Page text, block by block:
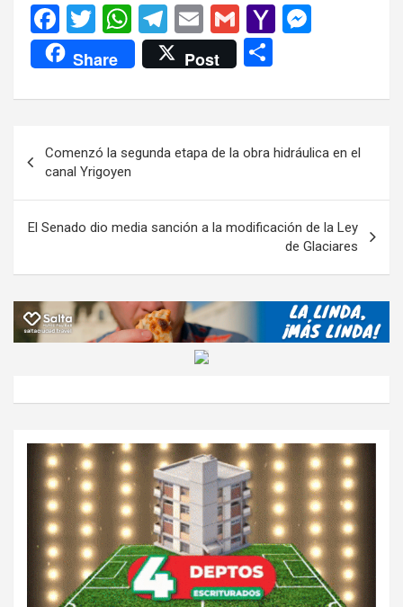
F
a
ce
b
o
k
T
wi
tt
er
W
h
at
s
p
p
T
el
e
gr
m
E
m
ail
G
m
ail
Y
o
M
ail
n
er
Share Post
m
p
ar
tir
de
entradas
Comenzó la segunda etapa de la obra hidráulica en el
canal Yrigoyen
El Senado dio media sanción a la modificación de la Ley
de Glaciares